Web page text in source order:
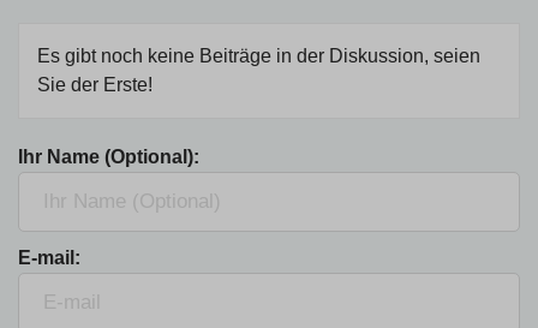
Es gibt noch keine Beiträge in der Diskussion, seien
Sie der Erste!
Ihr Name (Optional):
E-mail: